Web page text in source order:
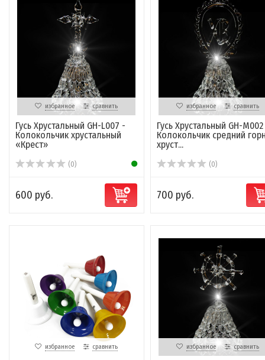
избранное сравнить
Гусь Хрустальный GH-L007 -
Колокольчик хрустальный
«Крест»
(0)
600 руб.
избранное сравнить
Гусь Хрустальный GH-M002
Колокольчик средний
хруст...
(0)
700 руб.
избранное сравнить избранное сравнить